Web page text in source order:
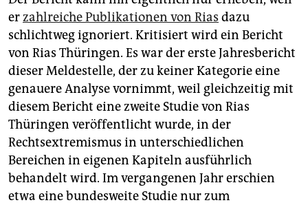
erzahlreiche Publikationen von Rias dazu
schlichtweg ignoriert. Kritisiert wird ein Bericht
von Rias Thüringen. Es war der erste Jahresbericht
dieser Meldestelle, der zu keiner Kategorie eine
genauere Analyse vornimmt, weil gleichzeitig mit
diesem Bericht eine zweite Studie von Rias
Thüringen veröffentlicht wurde, in der
Rechtsextremismus in unterschiedlichen
Bereichen in eigenen Kapiteln ausführlich
behandelt wird. Im vergangenen Jahr erschien
etwa eine bundesweite Studie nur zum